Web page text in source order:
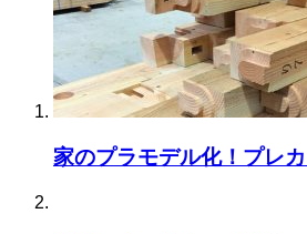
家のプラモデル化！プレ